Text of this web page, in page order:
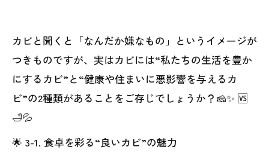
カビと聞くと「なんだか嫌なもの」というイメージが
つきものですが、実はカビには“私たちの生活を豊か
にするカビ”と“健康や住まいに悪影響を与えるカ
ビ”の2種類があることをご存じでしょうか？🧀✨ 🆚
🛁💦
🌟 3-1. 食卓を彩る“良いカビ”の魅力